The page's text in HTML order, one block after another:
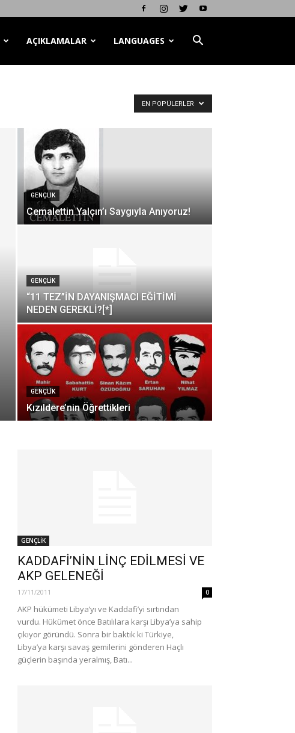
AÇIKLAMALAR LANGUAGES
EN POPÜLERLER
GENÇLİK
Cemalettin Yalçın’ı Saygıyla Anıyoruz!
GENÇLİK
“11 TEZ”İN DAYANIŞMACI EĞİTİMİ
NEDEN GEREKLİ?[*]
GENÇLİK
Kızıldere’nin Öğrettikleri
GENÇLİK
KADDAFİ’NİN LİNÇ EDİLMESİ VE
AKP GELENEĞİ
17/11/2011 0
AKP hükümeti Libya’yı ve Kaddafi’yi sırtından
vurdu. Hükümet önce Batılılara karşı Libya’ya sahip
çıkıyor göründü. Sonra bir baktık ki Türkiye,
Libya’ya karşı savaş gemilerini gönderen Haçlı
güçlerin başında yeralmış, Batı...